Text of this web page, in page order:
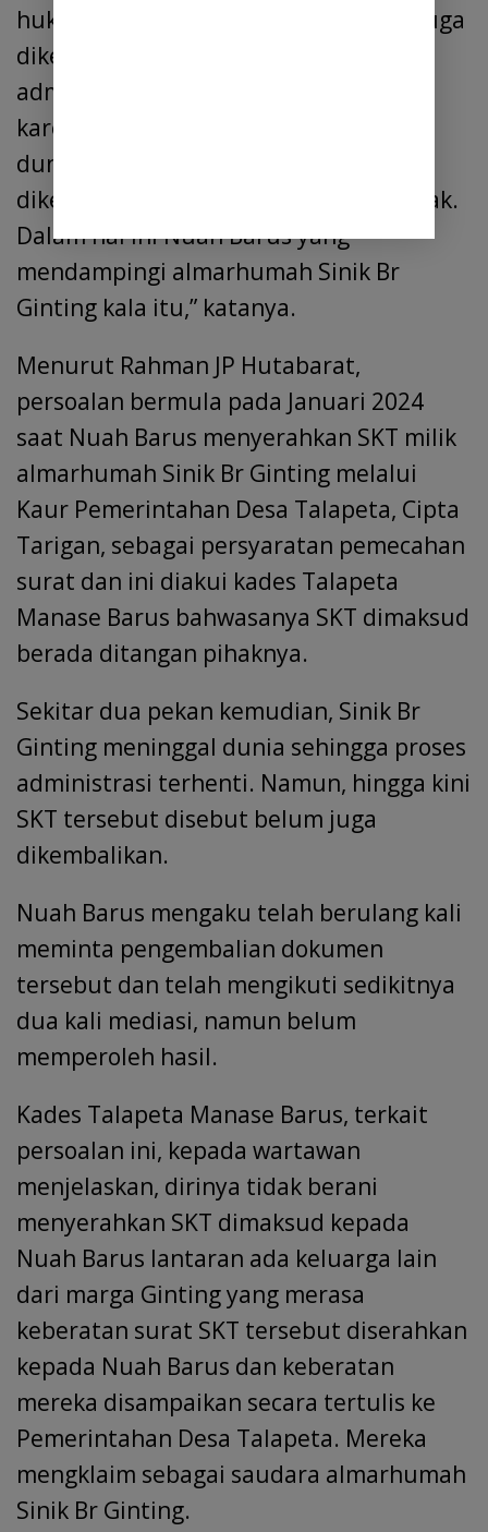
hukumnya ditahan. Mengapa belum juga
dikembalikan. Kalau memang proses
administrasi tidak bisa dilanjutkan
karena pemilik tanah telah meninggal
dunia, semestinya dokumen itu
dikembalikan kepada pihak yang berhak.
Dalam hal ini Nuah Barus yang
mendampingi almarhumah Sinik Br
Ginting kala itu,” katanya.
Menurut Rahman JP Hutabarat,
persoalan bermula pada Januari 2024
saat Nuah Barus menyerahkan SKT milik
almarhumah Sinik Br Ginting melalui
Kaur Pemerintahan Desa Talapeta, Cipta
Tarigan, sebagai persyaratan pemecahan
surat dan ini diakui kades Talapeta
Manase Barus bahwasanya SKT dimaksud
berada ditangan pihaknya.
Sekitar dua pekan kemudian, Sinik Br
Ginting meninggal dunia sehingga proses
administrasi terhenti. Namun, hingga kini
SKT tersebut disebut belum juga
dikembalikan.
Nuah Barus mengaku telah berulang kali
meminta pengembalian dokumen
tersebut dan telah mengikuti sedikitnya
dua kali mediasi, namun belum
memperoleh hasil.
Kades Talapeta Manase Barus, terkait
persoalan ini, kepada wartawan
menjelaskan, dirinya tidak berani
menyerahkan SKT dimaksud kepada
Nuah Barus lantaran ada keluarga lain
dari marga Ginting yang merasa
keberatan surat SKT tersebut diserahkan
kepada Nuah Barus dan keberatan
mereka disampaikan secara tertulis ke
Pemerintahan Desa Talapeta. Mereka
mengklaim sebagai saudara almarhumah
Sinik Br Ginting.